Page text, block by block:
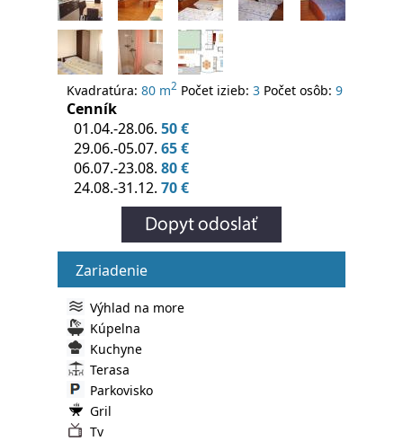
Kvadratúra: 80 m2 Počet izieb: 3 Počet osôb: 9
Cenník
01.04.-28.06. 50 €
29.06.-05.07. 65 €
06.07.-23.08. 80 €
24.08.-31.12. 70 €
Zariadenie
Výhlad na more
Kúpelna
Kuchyne
Terasa
Parkovisko
Gril
Tv